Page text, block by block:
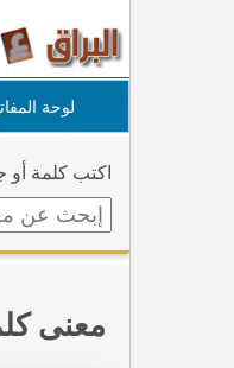
لوحة
اكتب كلمة
معنى